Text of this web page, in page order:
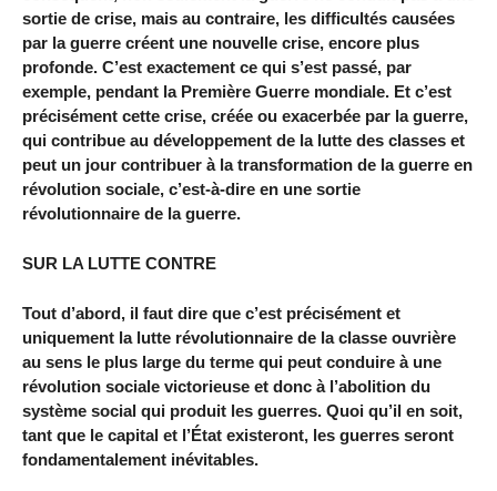
sortie de crise, mais au contraire, les difficultés causées
par la guerre créent une nouvelle crise, encore plus
profonde. C’est exactement ce qui s’est passé, par
exemple, pendant la Première Guerre mondiale. Et c’est
précisément cette crise, créée ou exacerbée par la guerre,
qui contribue au développement de la lutte des classes et
peut un jour contribuer à la transformation de la guerre en
révolution sociale, c’est-à-dire en une sortie
révolutionnaire de la guerre.
SUR LA LUTTE CONTRE
Tout d’abord, il faut dire que c’est précisément et
uniquement la lutte révolutionnaire de la classe ouvrière
au sens le plus large du terme qui peut conduire à une
révolution sociale victorieuse et donc à l’abolition du
système social qui produit les guerres. Quoi qu’il en soit,
tant que le capital et l’État existeront, les guerres seront
fondamentalement inévitables.